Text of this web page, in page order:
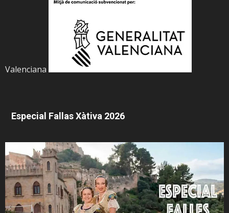
Valenciana
Especial Fallas Xàtiva 2026